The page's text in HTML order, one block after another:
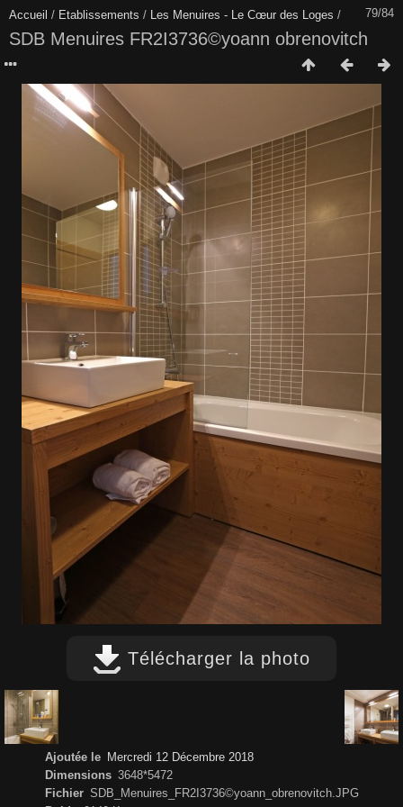
79/84
Accueil / Etablissements / Les Menuires - Le Cœur des Loges /
SDB Menuires FR2I3736©yoann obrenovitch
Télécharger la photo
Ajoutée le Mercredi 12 Décembre 2018
Dimensions 3648*5472
Fichier SDB_Menuires_FR2I3736©yoann_obrenovitch.JPG